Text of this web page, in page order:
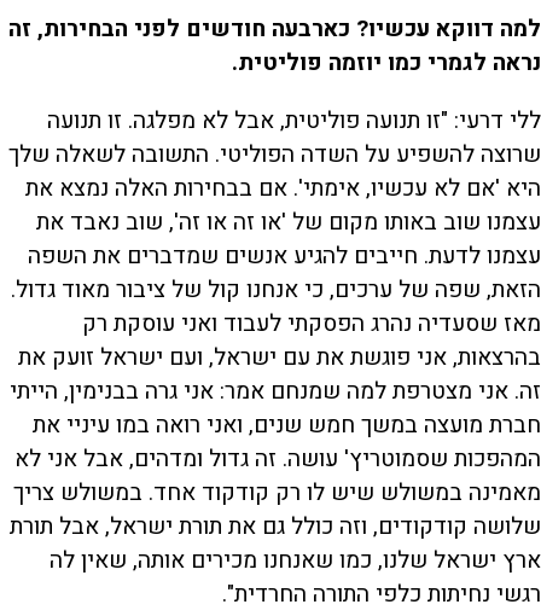
למה דווקא עכשיו? כארבעה חודשים לפני הבחירות, זה
נראה לגמרי כמו יוזמה פוליטית.
ללי דרעי: "זו תנועה פוליטית, אבל לא מפלגה. זו תנועה
שרוצה להשפיע על השדה הפוליטי. התשובה לשאלה שלך
היא 'אם לא עכשיו, אימתי'. אם בבחירות האלה נמצא את
עצמנו שוב באותו מקום של 'או זה או זה', שוב נאבד את
עצמנו לדעת. חייבים להגיע אנשים שמדברים את השפה
הזאת, שפה של ערכים, כי אנחנו קול של ציבור מאוד גדול.
מאז שסעדיה נהרג הפסקתי לעבוד ואני עוסקת רק
בהרצאות, אני פוגשת את עם ישראל, ועם ישראל זועק את
זה. אני מצטרפת למה שמנחם אמר: אני גרה בבנימין, הייתי
חברת מועצה במשך חמש שנים, ואני רואה במו עיניי את
המהפכות שסמוטריץ' עושה. זה גדול ומדהים, אבל אני לא
מאמינה במשולש שיש לו רק קודקוד אחד. במשולש צריך
שלושה קודקודים, וזה כולל גם את תורת ישראל, אבל תורת
ארץ ישראל שלנו, כמו שאנחנו מכירים אותה, שאין לה
רגשי נחיתות כלפי התורה החרדית".